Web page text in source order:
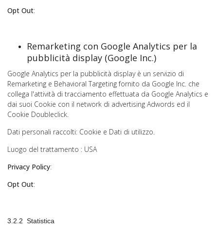
Opt Out:
Remarketing con Google Analytics per la
pubblicità display (Google Inc.)
Google Analytics per la pubblicità display è un servizio di
Remarketing e Behavioral Targeting fornito da Google Inc. che
collega l'attività di tracciamento effettuata da Google Analytics e
dai suoi Cookie con il network di advertising Adwords ed il
Cookie Doubleclick.
Dati personali raccolti: Cookie e Dati di utilizzo.
Luogo del trattamento : USA
Privacy Policy:
Opt Out:
3.2.2 Statistica